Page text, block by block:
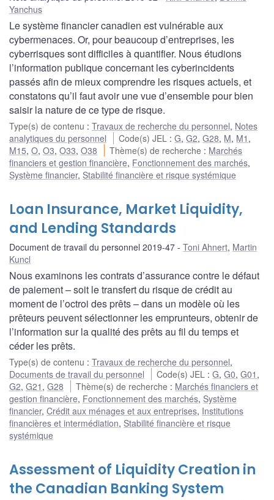
Yanchus
Le système financier canadien est vulnérable aux
cybermenaces. Or, pour beaucoup d’entreprises, les
cyberrisques sont difficiles à quantifier. Nous étudions
l’information publique concernant les cyberincidents
passés afin de mieux comprendre les risques actuels, et
constatons qu’il faut avoir une vue d’ensemble pour bien
saisir la nature de ce type de risque.
Type(s) de contenu : Travaux de recherche du personnel, Notes
analytiques du personnel
Code(s) JEL :G,G2,G28, M, M1 ,
M15, O, O3, O33, O38 Thème(s) de recherche : Marchés
financiers et gestion financière, Fonctionnement des marchés,
Système financier, Stabilité financière et risque systémique
Loan Insurance, Market Liquidity,
and Lending Standards
Document de travail du personnel 2019-47 Toni Ahnert, Martin
Kuncl
Nous examinons les contrats d’assurance contre le défaut
de paiement – soit le transfert du risque de crédit au
moment de l’octroi des prêts – dans un modèle où les
prêteurs peuvent sélectionner les emprunteurs, obtenir de
l’information sur la qualité des prêts au fil du temps et
céder les prêts.
Type(s) de contenu : Travaux de recherche du personnel,
Documents de travail du personnel
Code(s) JEL :G,G0,G01 ,
G2, G21 , G28 Thème(s) de recherche : Marchés financiers et
gestion financière, Fonctionnement des marchés, Système
financier, Crédit aux ménages et aux entreprises, Institutions
financières et intermédiation, Stabilité financière et risque
systémique
Assessment of Liquidity Creation in
the Canadian Banking System